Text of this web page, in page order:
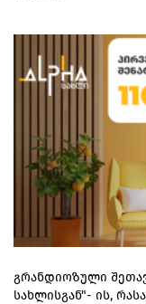
გრანდიოზული
სახლისგან"- ის,